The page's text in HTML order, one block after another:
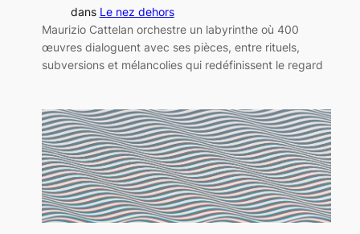
dans Le nez dehors
Maurizio Cattelan orchestre un labyrinthe où 400
œuvres dialoguent avec ses pièces, entre rituels,
subversions et mélancolies qui redéfinissent le regard